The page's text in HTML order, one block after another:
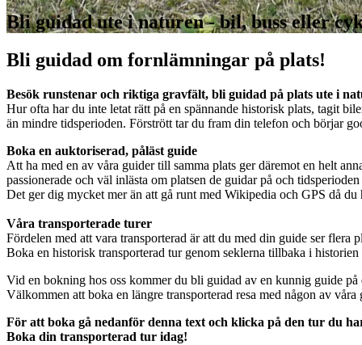
Bli guidad ute i naturen - bil, buss eller
Bli guidad om fornlämningar på plats!
Besök runstenar och riktiga gravfält, bli guidad på plats ute i
Hur ofta har du inte letat rätt på en spännande historisk plats, tagit
än mindre tidsperioden. Förstrött tar du fram din telefon och börjar
Boka en auktoriserad, påläst guide
Att ha med en av våra guider till samma plats ger däremot en helt
passionerade och väl inlästa om platsen de guidar på och
Det ger dig mycket mer än att gå runt med Wikipedia och GPS då
Våra transporterade turer
Fördelen med att vara transporterad är att du med din guide ser flera
Boka en historisk transporterad tur genom seklerna tillbaka i
Vid en bokning hos oss kommer du bli guidad av en kunnig guide
Välkommen att boka en längre transporterad resa med någon av
För att boka gå nedanför denna text och klicka på den tur du
Boka din transporterad tur idag!